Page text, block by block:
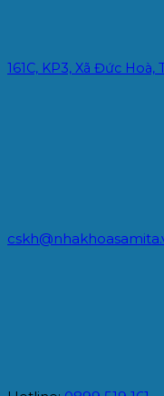
161C, KP3, Xã Đức Hoà,